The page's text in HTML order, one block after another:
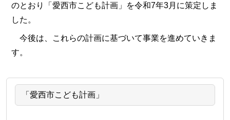
のとおり「愛西市こども計画」を令和7年3月に策定しま
した。
今後は、これらの計画に基づいて事業を進めていきま
す。
「愛西市こども計画」